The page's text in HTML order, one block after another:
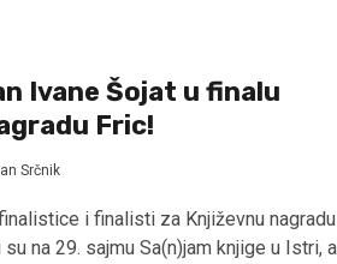
Ivane Šojat u finalu
Fric!
Srčnik
i finalisti za Književnu nagradu
na 29. sajmu Sa(n)jam knjige u Istri, a